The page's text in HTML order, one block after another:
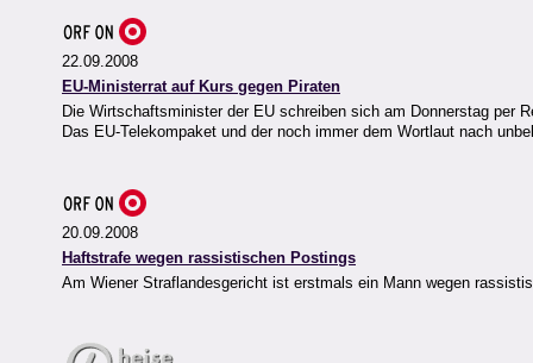
22.09.2008
EU-Ministerrat auf Kurs gegen Piraten
Die Wirtschaftsminister der EU schreiben sich am Donnerstag per
Das EU-Telekompaket und der noch immer dem Wortlaut nach
20.09.2008
Haftstrafe wegen rassistischen Postings
Am Wiener Straflandesgericht ist erstmals ein Mann wegen